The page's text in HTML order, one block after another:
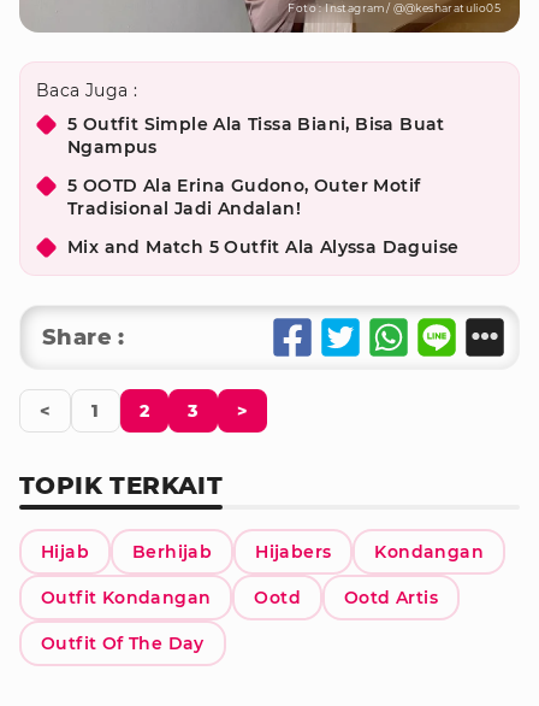
Foto : Instagram/ @@kesharatulio05
Baca Juga :
5 Outfit Simple Ala Tissa Biani, Bisa Buat
Ngampus
5 OOTD Ala Erina Gudono, Outer Motif
Tradisional Jadi Andalan!
Mix and Match 5 Outfit Ala Alyssa Daguise
Share :
< 1 2 3 >
TOPIK TERKAIT
Hijab Berhijab Hijabers Kondangan
Outfit Kondangan Ootd Ootd Artis
Outfit Of The Day